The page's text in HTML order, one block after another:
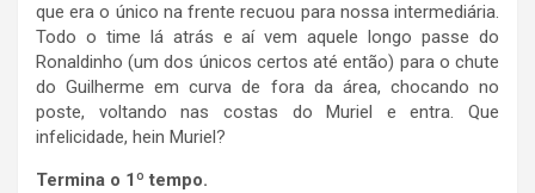
que era o único na frente recuou para nossa intermediária.
Todo o time lá atrás e aí vem aquele longo passe do
Ronaldinho (um dos únicos certos até então) para o chute
do Guilherme em curva de fora da área, chocando no
poste, voltando nas costas do Muriel e entra. Que
infelicidade, hein Muriel?
Termina o 1º tempo.